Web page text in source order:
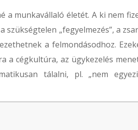
a munkavállaló életét. A ki nem
„fegyelmezés”, a
a felmondásodhoz.
a cégkultúra, az ügykezelés
tálalni, pl. „nem